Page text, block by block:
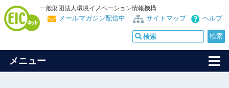
一般財団法人環境イノベーション情報機構
ヘルプ
サイトマップ
メールマガジン配信中
メニュー